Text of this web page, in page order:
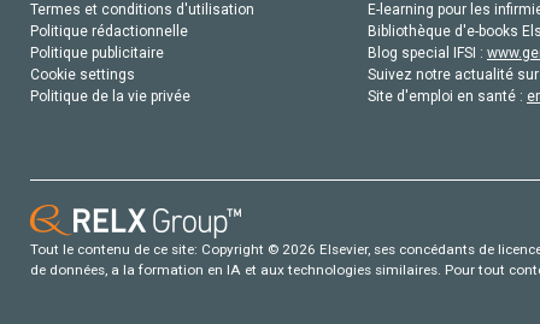
Termes et conditions d'utilisation
Politique rédactionnelle
Politique publicitaire
Cookie settings
Politique de la vie privée
E-learning pour les
Bibliothèque d'e-books
Blog special IFSI :
Suivez notre actualité
Site d'emploi en santé :
Tout le contenu de ce site: Copyright © 2026 Elsevier, ses concédants de
de données, a la formation en IA et aux technologies similaires. Pour tout